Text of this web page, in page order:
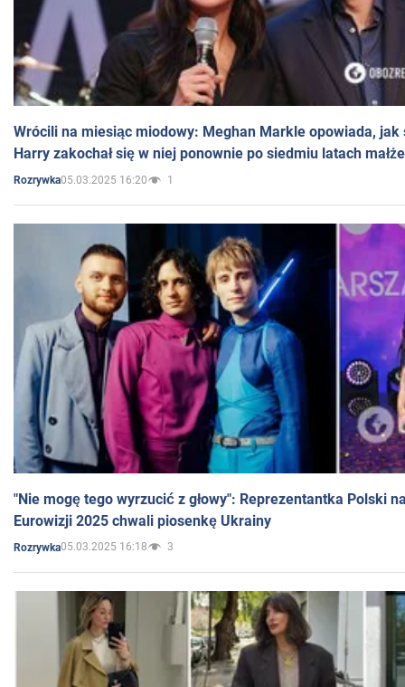
Wrócili na miesiąc miodowy: Meghan Markle opowiada, jak
Harry zakochał się w niej ponownie po siedmiu latach
Rozrywka05.03.2025 16:20 1
"Nie mogę tego wyrzucić z głowy": Reprezentantka Polski
Eurowizji 2025 chwali piosenkę Ukrainy
Rozrywka05.03.2025 16:18 3